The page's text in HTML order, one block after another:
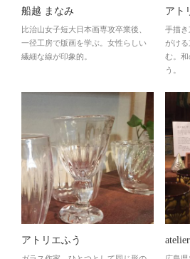
船越 まなみ
比治山女子短大日本画専攻卒業後、
一径工房で版画を学ぶ。女性らしい
繊細な線が印象的。
アト
手描
がけ
む。
う。
アトリエふう